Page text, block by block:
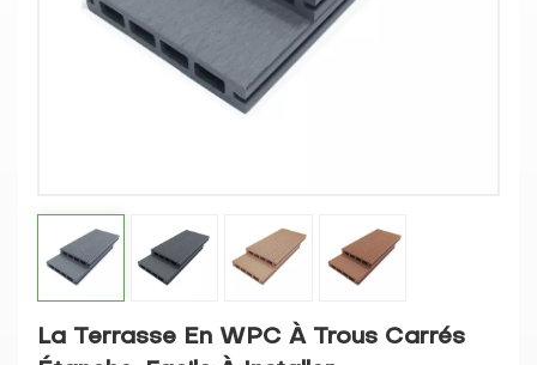
La Terrasse En WPC À Trous Carrés